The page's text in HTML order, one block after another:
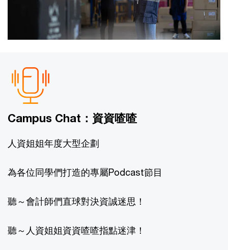
Campus Chat：資資喳喳
人資姐姐年度大型企劃​
為各位同學們打造的專屬Podcast節目​
聽～會計師們直球對決資誠迷思！​
聽～人資姐姐資資喳喳指點迷津！​